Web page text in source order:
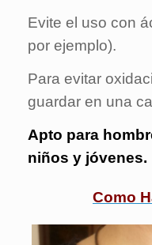
Evite el uso con
por ejemplo).
Para evitar
guardar en una
Apto para
niños y jóvenes.
Como